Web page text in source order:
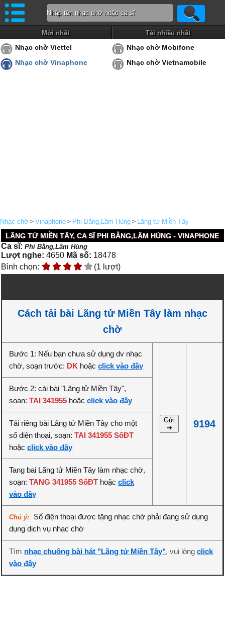
Mới nhất Tải nhiều nhất
Nhạc chờ Viettel
Nhạc chờ Mobifone
Nhạc chờ Vinaphone
Nhạc chờ Vietnamobile
Nhạc chờ > Vinaphone > Phi Bằng,Lâm Hùng > Lãng tử Miền Tây
LÃNG TỬ MIỀN TÂY, CA SĨ PHI BẰNG,LÂM HÙNG - VINAPHONE
Ca sĩ:Phi Bằng,Lâm Hùng
Lượt nghe: 4650 Mã số: 18478
Bình chọn:
(1 lượt)
Cách tải bài Lãng tử Miền Tây làm nhạc
chờ
Bước 1: Nếu bạn chưa sử dụng dv nhạc
chờ, soạn trước: DK hoặcclick vào đây
Gửi
➔
9194
Bước 2: cài bài "Lãng tử Miền Tây",
soạn:TAI 341955 hoặcclick vào đây
Tải riêng bài Lãng tử Miền Tây cho một
số điện thoại, soạn:TAI 341955 SốĐT
hoặcclick vào đây
Tang bai Lãng tử Miền Tây làm nhạc chờ,
soạn:TANG 341955 SốĐT hoặcclick
vào đây
Chú ý:
Số điện thoại được tặng nhạc chờ phải đang sử dụng
dụng dịch vụ nhạc chờ
Tìm nhạc chuông bài hát "Lãng tử Miền Tây", vui lòngclick
vào đây